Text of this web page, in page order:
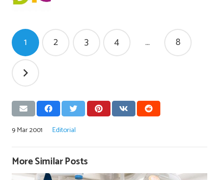
Pagination
des
publications
1 2 3 4 … 8
9 Mar 2001 Editorial
More Similar Posts